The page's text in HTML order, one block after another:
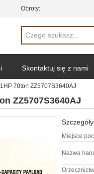
Obroty:
Skontaktuj się z nami
70ton ZZ5707S3640AJ
ZZ5707S3640AJ
Miejsce
Nazwa